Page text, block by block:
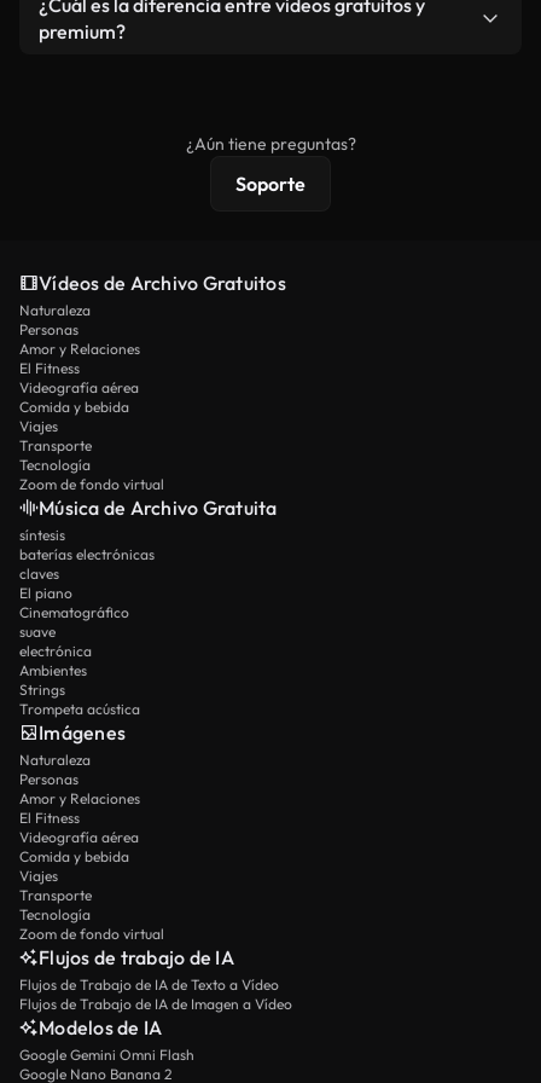
vídeos. Solo asegúrese de que el producto final no
¿Cuál es la diferencia entre videos gratuitos y
premium?
protecciones de licencia extendidas.
¿Aún tiene preguntas?
Soporte
Vídeos de Archivo Gratuitos
Naturaleza
Personas
Amor y Relaciones
El Fitness
Videografía aérea
Comida y bebida
Viajes
Transporte
Tecnología
Zoom de fondo virtual
Música de Archivo Gratuita
síntesis
baterías electrónicas
claves
El piano
Cinematográfico
suave
electrónica
Ambientes
Strings
Trompeta acústica
Imágenes
Naturaleza
Personas
Amor y Relaciones
El Fitness
Videografía aérea
Comida y bebida
Viajes
Transporte
Tecnología
Zoom de fondo virtual
Flujos de trabajo de IA
Flujos de Trabajo de IA de Texto a Vídeo
Flujos de Trabajo de IA de Imagen a Vídeo
Modelos de IA
Google Gemini Omni Flash
Google Nano Banana 2